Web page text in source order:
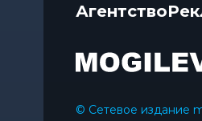
Агентство
© Сетевое издание